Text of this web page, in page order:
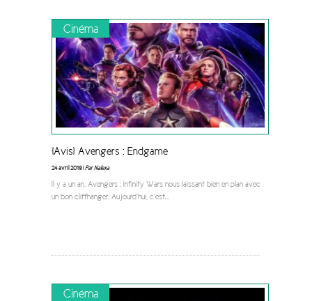
Cinéma
[Avis] Avengers : Endgame
24 avril 2019 |Par Nalexa
Il y a un an, Avengers : Infinity Wars nous laissant bien en plan avec
un bon cliffhanger. Aujourd’hui, c’est...
Cinéma